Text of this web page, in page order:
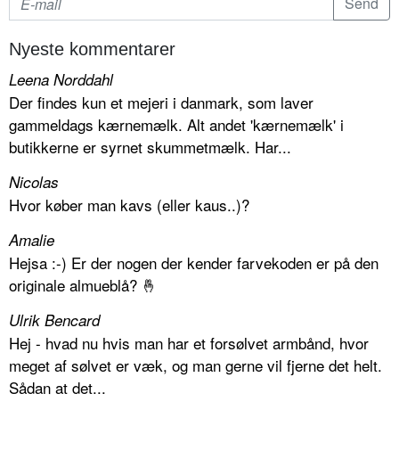
Nyeste kommentarer
Leena Norddahl
Der findes kun et mejeri i danmark, som laver
gammeldags kærnemælk. Alt andet 'kærnemælk' i
butikkerne er syrnet skummetmælk. Har...
Nicolas
Hvor køber man kavs (eller kaus..)?
Amalie
Hejsa :-) Er der nogen der kender farvekoden er på den
originale almueblå? 🤞
Ulrik Bencard
Hej - hvad nu hvis man har et forsølvet armbånd, hvor
meget af sølvet er væk, og man gerne vil fjerne det helt.
Sådan at det...